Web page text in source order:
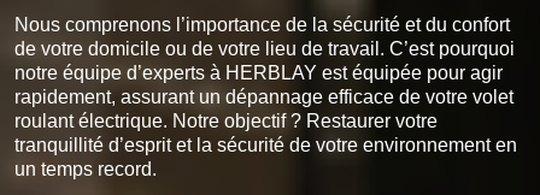
Nous comprenons l’importance de la sécurité et du confort
de votre domicile ou de votre lieu de travail. C’est pourquoi
notre équipe d’experts à HERBLAY est équipée pour agir
rapidement, assurant un dépannage efficace de votre volet
roulant électrique. Notre objectif ? Restaurer votre
tranquillité d’esprit et la sécurité de votre environnement en
un temps record.